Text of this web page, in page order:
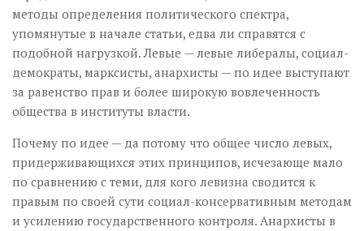
методы определения политического спектра,
упомянутые в начале статьи, едва ли справятся с
подобной нагрузкой. Левые — левые либералы, социал-
демократы, марксисты, анархисты — по идее выступают
за равенство прав и более широкую вовлеченность
общества в институты власти.
Почему по идее — да потому что общее число левых,
придерживающихся этих принципов, исчезающе мало
по сравнению с теми, для кого левизна сводится к
правым по своей сути социал-консервативным методам
и усилению государственного контроля. Анархисты в